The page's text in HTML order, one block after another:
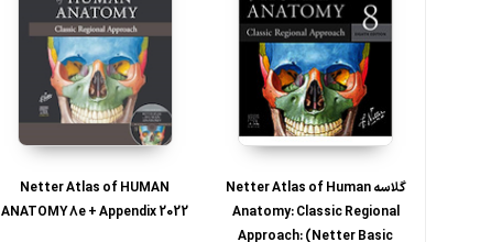
گلاسه Netter Atlas of Human
Anatomy: Classic Regional
Approach: (Netter Basic
Netter Atlas of HUMAN
ANATOMY 8e + Appendix 2022